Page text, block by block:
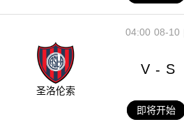
08-10
04:00
圣洛伦索
V - S
即将开始